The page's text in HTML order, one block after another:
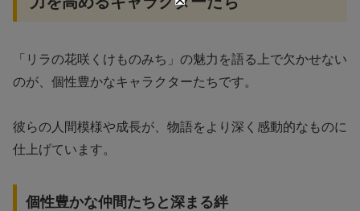
「リラの花咲くけものみち」の魅力を語る上で欠かせない
のが、個性豊かなキャラクターたちです。
彼らの人間模様や成長が、物語をより深く感動的なものに
仕上げています。
個性豊かな仲間たちと深まる絆